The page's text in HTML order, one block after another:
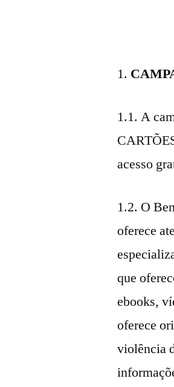
1.1. A
acesso
1.2. O
oferece
que
ebooks,
oferece
violência